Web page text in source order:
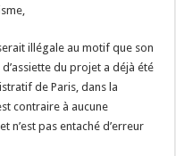
illégale au motif que son
du projet a déjà été
de Paris, dans la
contraire à aucune
n’est pas entaché d’erreur